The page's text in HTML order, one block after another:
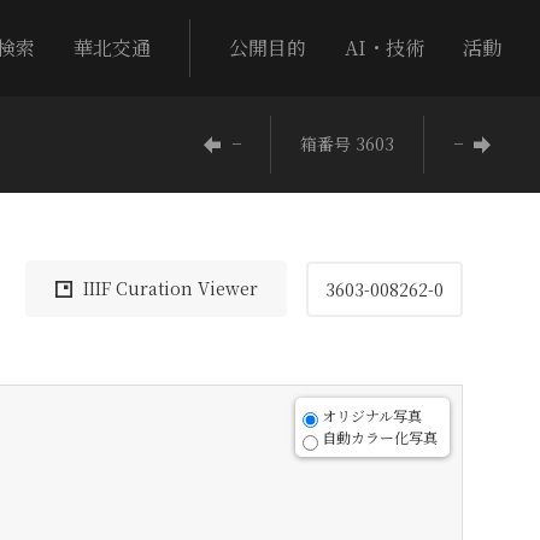
索 華北交通 公開目的 AI・技術 活動
− 箱番号 3603 −
IIIF Curation Viewer 3603-008262-0
オリジナル写真
自動カラー化写真